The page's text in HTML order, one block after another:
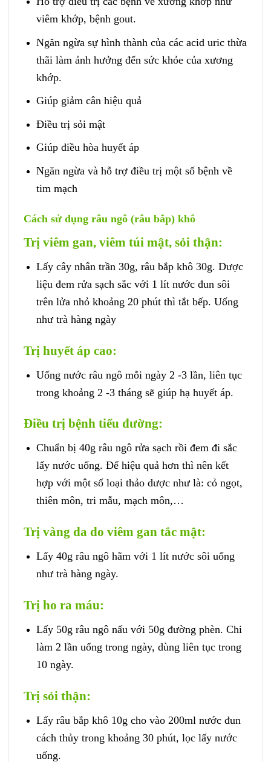
viêm khớp, bệnh gout.
Ngăn ngừa sự hình thành của các acid uric thừa
thãi làm ảnh hưởng đến sức khỏe của xương
khớp.
Giúp giảm cân hiệu quả
Điều trị sỏi mật
Giúp điều hòa huyết áp
Ngăn ngừa và hỗ trợ điều trị một số bệnh về
tim mạch
Cách sử dụng râu ngô (râu bắp) khô
Trị viêm gan, viêm túi mật, sỏi thận:
Lấy cây nhân trần 30g, râu bắp khô 30g. Dược
liệu đem rửa sạch sắc với 1 lít nước đun sôi
trên lửa nhỏ khoảng 20 phút thì tắt bếp. Uống
như trà hàng ngày
Trị huyết áp cao:
Uống nước râu ngô mỗi ngày 2 -3 lần, liên tục
trong khoảng 2 -3 tháng sẽ giúp hạ huyết áp.
Điều trị bệnh tiểu đường:
Chuẩn bị 40g râu ngô rửa sạch rồi đem đi sắc
lấy nước uống. Để hiệu quả hơn thì nên kết
hợp với một số loại thảo dược như là: cỏ ngọt,
thiên môn, tri mẫu, mạch môn,…
Trị vàng da do viêm gan tắc mật:
Lấy 40g râu ngô hãm với 1 lít nước sôi uống
như trà hàng ngày.
Trị ho ra máu:
Lấy 50g râu ngô nấu với 50g đường phèn. Chi
làm 2 lần uống trong ngày, dùng liên tục trong
10 ngày.
Trị sỏi thận:
Lấy râu bắp khô 10g cho vào 200ml nước đun
cách thủy trong khoảng 30 phút, lọc lấy nước
uống.